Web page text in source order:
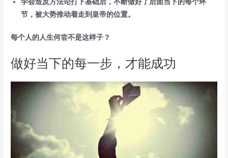
节，被大势推动着走到皇帝的位置。
每个人的人生何尝不是这样子？
做好当下的每一步，才能成功